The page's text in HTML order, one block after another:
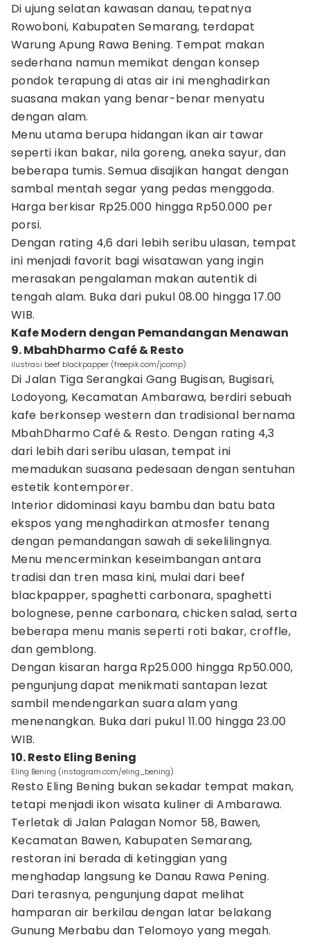
Di ujung selatan kawasan danau, tepatnya
Rowoboni, Kabupaten Semarang, terdapat
Warung Apung Rawa Bening. Tempat makan
sederhana namun memikat dengan konsep
pondok terapung di atas air ini menghadirkan
suasana makan yang benar-benar menyatu
dengan alam.
Menu utama berupa hidangan ikan air tawar
seperti ikan bakar, nila goreng, aneka sayur, dan
beberapa tumis. Semua disajikan hangat dengan
sambal mentah segar yang pedas menggoda.
Harga berkisar Rp25.000 hingga Rp50.000 per
porsi.
Dengan rating 4,6 dari lebih seribu ulasan, tempat
ini menjadi favorit bagi wisatawan yang ingin
merasakan pengalaman makan autentik di
tengah alam. Buka dari pukul 08.00 hingga 17.00
WIB.
Kafe Modern dengan Pemandangan Menawan
9. MbahDharmo Café & Resto
ilustrasi beef blackpapper (freepik.com/jcomp)
Di Jalan Tiga Serangkai Gang Bugisan, Bugisari,
Lodoyong, Kecamatan Ambarawa, berdiri sebuah
kafe berkonsep western dan tradisional bernama
MbahDharmo Café & Resto. Dengan rating 4,3
dari lebih dari seribu ulasan, tempat ini
memadukan suasana pedesaan dengan sentuhan
estetik kontemporer.
Interior didominasi kayu bambu dan batu bata
ekspos yang menghadirkan atmosfer tenang
dengan pemandangan sawah di sekelilingnya.
Menu mencerminkan keseimbangan antara
tradisi dan tren masa kini, mulai dari beef
blackpapper, spaghetti carbonara, spaghetti
bolognese, penne carbonara, chicken salad, serta
beberapa menu manis seperti roti bakar, croffle,
dan gemblong.
Dengan kisaran harga Rp25.000 hingga Rp50.000,
pengunjung dapat menikmati santapan lezat
sambil mendengarkan suara alam yang
menenangkan. Buka dari pukul 11.00 hingga 23.00
WIB.
10. Resto Eling Bening
Eling Bening (instagram.com/eling_bening)
Resto Eling Bening bukan sekadar tempat makan,
tetapi menjadi ikon wisata kuliner di Ambarawa.
Terletak di Jalan Palagan Nomor 58, Bawen,
Kecamatan Bawen, Kabupaten Semarang,
restoran ini berada di ketinggian yang
menghadap langsung ke Danau Rawa Pening.
Dari terasnya, pengunjung dapat melihat
hamparan air berkilau dengan latar belakang
Gunung Merbabu dan Telomoyo yang megah.